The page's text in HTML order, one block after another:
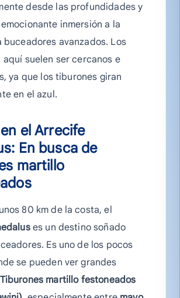
desde las profundidades y
inmersión a la
buceadores avanzados. Los
suelen ser cercanos e
ya que los tiburones giran
en el azul.
el Arrecife
En busca de
martillo
80 km de la costa, el
es un destino soñado
Es uno de los pocos
se pueden ver grandes
Tiburones martillo festoneados